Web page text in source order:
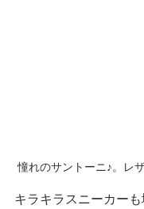
憧れのサントーニ♪。レ
キラキラスニーカーも